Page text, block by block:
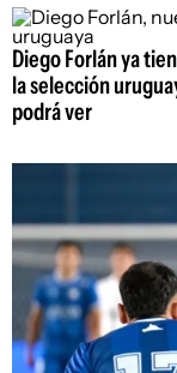
Diego Forlán ya
la selección
podrá ver